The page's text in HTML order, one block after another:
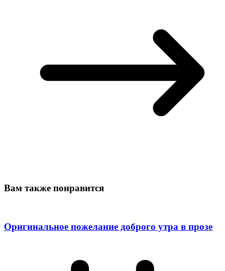
Вам также понравится
Оригинальное пожелание доброго утра в прозе